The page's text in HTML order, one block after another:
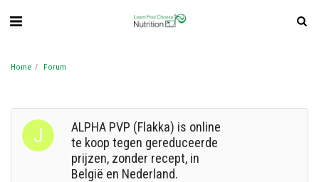
Home Forum
ALPHA PVP (Flakka) is online
te koop tegen gereduceerde
prijzen, zonder recept, in
België en Nederland.